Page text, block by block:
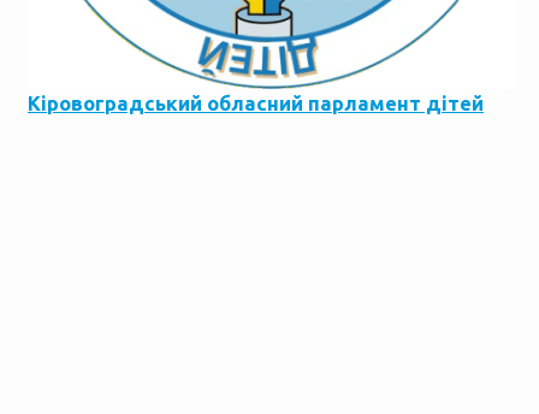
Кіровоградський обласний парламент дітей